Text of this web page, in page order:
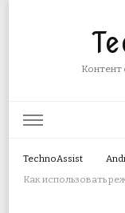
Контент
TechnoAssist
Как использовать